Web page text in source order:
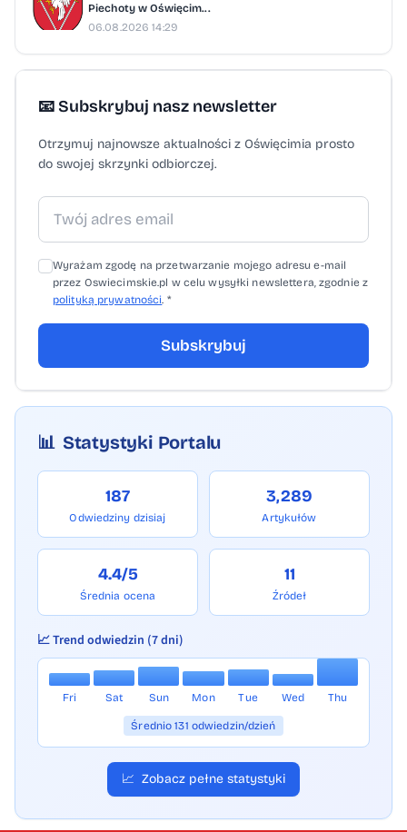
Piechoty w Oświęcim...
06.08.2026 14:29
📧 Subskrybuj nasz newsletter
Otrzymuj najnowsze aktualności z Oświęcimia prosto
do swojej skrzynki odbiorczej.
Wyrażam zgodę na przetwarzanie mojego adresu e-mail
przez Oswiecimskie.pl w celu wysyłki newslettera, zgodnie z
polityką prywatności . *
Subskrybuj
📊 Statystyki Portalu
187
Odwiedziny dzisiaj
3,289
Artykułów
4.4/5
Średnia ocena
11
Źródeł
📈 Trend odwiedzin (7 dni)
Fri Sat Sun Mon Tue Wed Thu
Średnio 131 odwiedzin/dzień
📈 Zobacz pełne statystyki